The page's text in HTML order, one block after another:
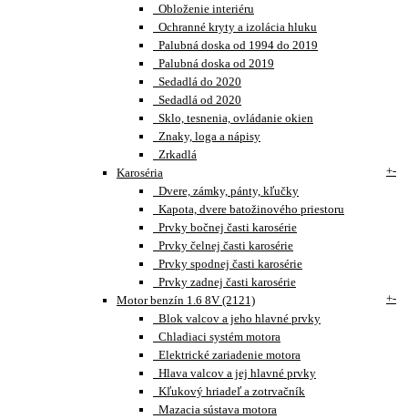
Obloženie interiéru
Ochranné kryty a izolácia hluku
Palubná doska od 1994 do 2019
Palubná doska od 2019
Sedadlá do 2020
Sedadlá od 2020
Sklo, tesnenia, ovládanie okien
Znaky, loga a nápisy
Zrkadlá
Karoséria
+-
Dvere, zámky, pánty, kľučky
Kapota, dvere batožinového priestoru
Prvky bočnej časti karosérie
Prvky čelnej časti karosérie
Prvky spodnej časti karosérie
Prvky zadnej časti karosérie
Motor benzín 1.6 8V (2121)
+-
Blok valcov a jeho hlavné prvky
Chladiaci systém motora
Elektrické zariadenie motora
Hlava valcov a jej hlavné prvky
Kľukový hriadeľ a zotrvačník
Mazacia sústava motora